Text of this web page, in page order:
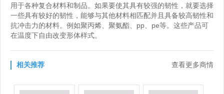
用于各种复合材料和制品。如果要使其具有较强的韧性，就要选择
一些具有较好的韧性，能够与其他材料相匹配并且具备较高韧性和
抗冲击力的材料。例如聚丙烯、聚氨酯、pp、pe等。这些产品可
在温度下自由改变形体样式。
相关推荐 查看更多商情